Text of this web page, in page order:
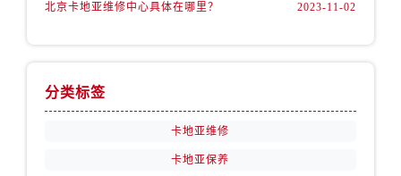
北京卡地亚维修中心具体在哪里？ 2023-11-02
分类标签
卡地亚维修
卡地亚保养